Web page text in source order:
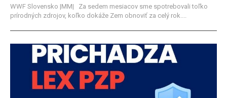
WWF Slovensko |MM| Za sedem mesiacov sme spotrebovali toľko
prírodných zdrojov, koľko dokáže Zem obnoviť za celý rok....